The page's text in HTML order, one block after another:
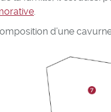
.
d’une